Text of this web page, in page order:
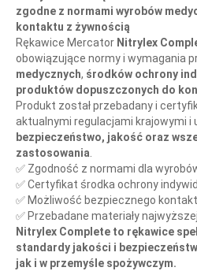
zgodne z normami wyrobów
kontaktu z żywnością
Rękawice Mercator Nitrylex
obowiązujące normy i wymagania
medycznych, środków ochrony
produktów dopuszczonych do
Produkt został przebadany i
aktualnymi regulacjami krajowymi i
bezpieczeństwo, jakość oraz
zastosowania.
✅ Zgodność z normami dla
✅ Certyfikat środka ochrony
✅ Możliwość bezpiecznego
✅ Przebadane materiały
Nitrylex Complete to rękawice
standardy jakości i
jak i w przemyśle spożywczym.